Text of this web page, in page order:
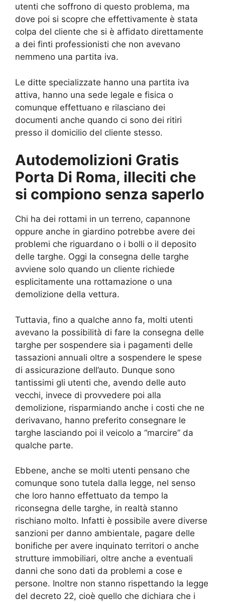
utenti che soffrono di questo problema, ma
dove poi si scopre che effettivamente è stata
colpa del cliente che si è affidato direttamente
a dei finti professionisti che non avevano
nemmeno una partita iva.
Le ditte specializzate hanno una partita iva
attiva, hanno una sede legale e fisica o
comunque effettuano e rilasciano dei
documenti anche quando ci sono dei ritiri
presso il domicilio del cliente stesso.
Autodemolizioni Gratis
Porta Di Roma, illeciti che
si compiono senza saperlo
Chi ha dei rottami in un terreno, capannone
oppure anche in giardino potrebbe avere dei
problemi che riguardano o i bolli o il deposito
delle targhe. Oggi la consegna delle targhe
avviene solo quando un cliente richiede
esplicitamente una rottamazione o una
demolizione della vettura.
Tuttavia, fino a qualche anno fa, molti utenti
avevano la possibilità di fare la consegna delle
targhe per sospendere sia i pagamenti delle
tassazioni annuali oltre a sospendere le spese
di assicurazione dell’auto. Dunque sono
tantissimi gli utenti che, avendo delle auto
vecchi, invece di provvedere poi alla
demolizione, risparmiando anche i costi che ne
derivavano, hanno preferito consegnare le
targhe lasciando poi il veicolo a “marcire” da
qualche parte.
Ebbene, anche se molti utenti pensano che
comunque sono tutela dalla legge, nel senso
che loro hanno effettuato da tempo la
riconsegna delle targhe, in realtà stanno
rischiano molto. Infatti è possibile avere diverse
sanzioni per danno ambientale, pagare delle
bonifiche per avere inquinato territori o anche
strutture immobiliari, oltre anche a eventuali
danni che sono dati da problemi a cose e
persone. Inoltre non stanno rispettando la legge
del decreto 22, cioè quello che dichiara che i